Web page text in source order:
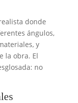
donde
ángulos,
y
la obra. El
no